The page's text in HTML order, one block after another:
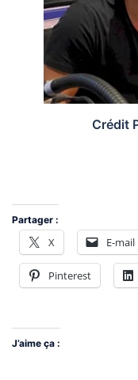
Crédit
Partager :
X E-mail
Pinterest
J’aime ça :